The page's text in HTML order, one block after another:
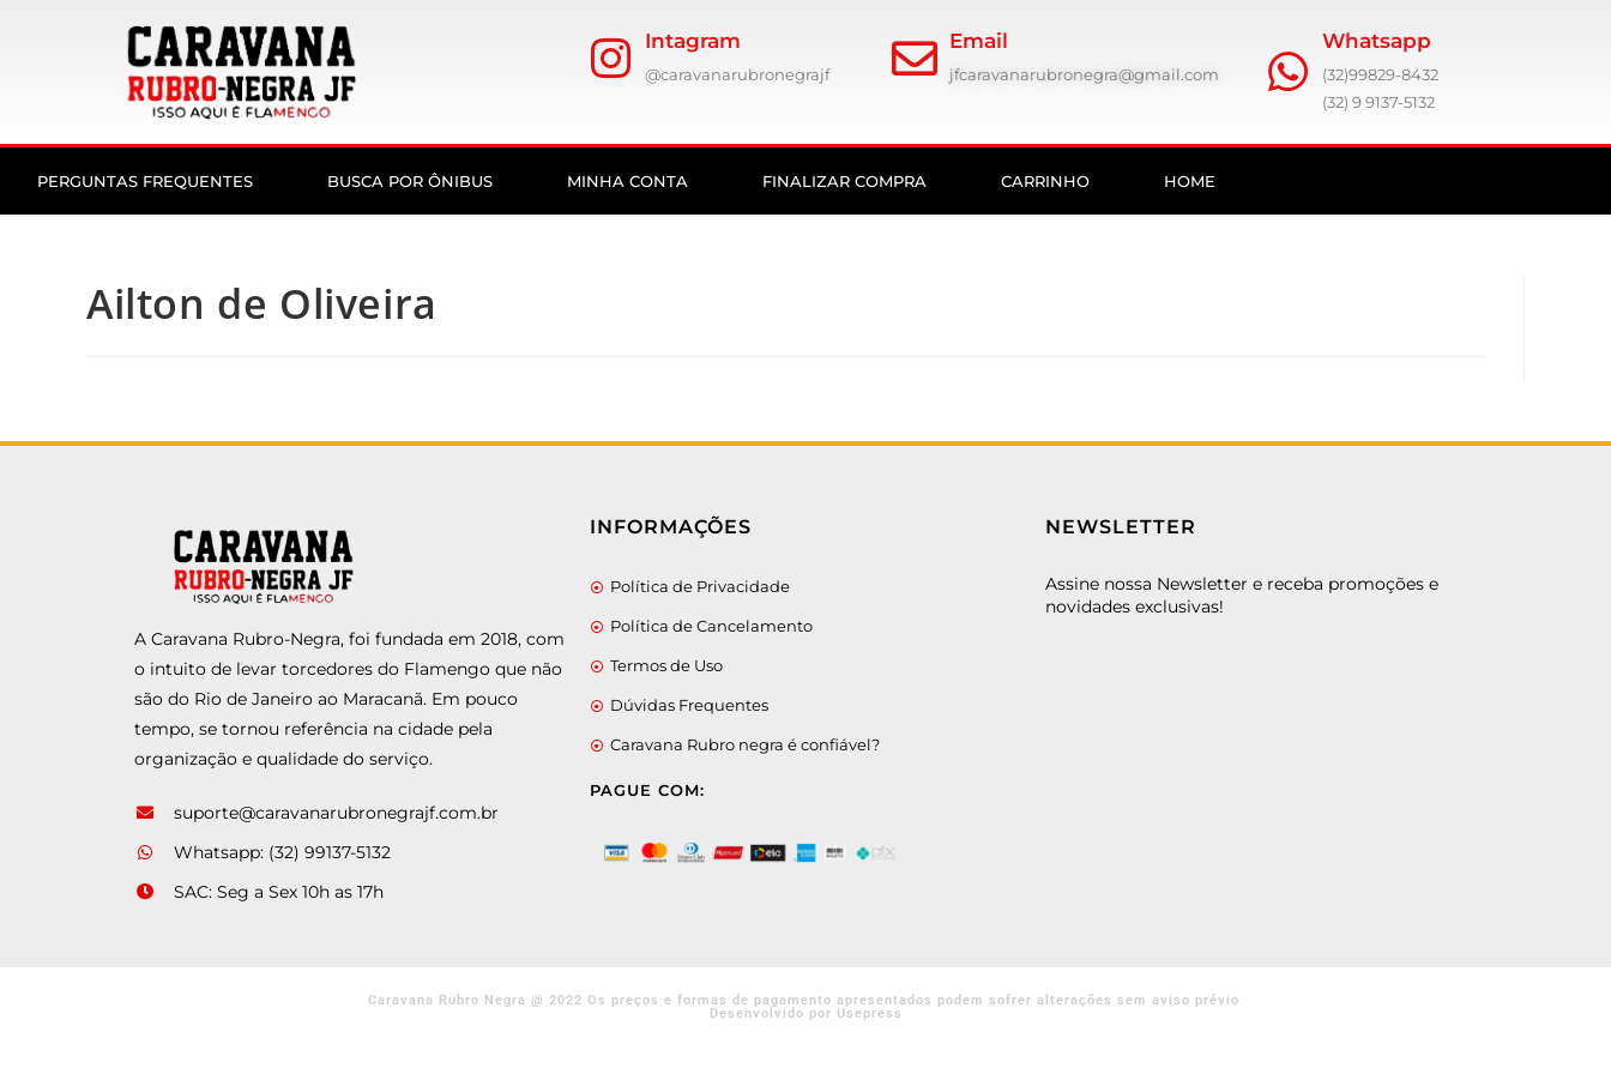
Intagram
@caravanarubronegrajf
Email
jfcaravanarubronegra@gmail.com
Whatsapp
(32)99829-8432
(32) 9 9137-5132
PERGUNTAS FREQUENTES BUSCA POR ÔNIBUS MINHA CONTA FINALIZAR COMPRA CARRINHO HOME
Ailton de Oliveira
A Caravana Rubro-Negra, foi fundada em 2018, com
o intuito de levar torcedores do Flamengo que não
são do Rio de Janeiro ao Maracanã. Em pouco
tempo, se tornou referência na cidade pela
organização e qualidade do serviço.
suporte@caravanarubronegrajf.com.br
Whatsapp: (32) 99137-5132
SAC: Seg a Sex 10h as 17h
INFORMAÇÕES
Política de Privacidade
Política de Cancelamento
Termos de Uso
Dúvidas Frequentes
Caravana Rubro negra é confiável?
PAGUE COM:
NEWSLETTER
Assine nossa Newsletter e receba promoções e
novidades exclusivas!
Caravana Rubro Negra @ 2022 Os preços e formas de pagamento apresentados podem sofrer alterações sem aviso prévio
Desenvolvido por Usepress